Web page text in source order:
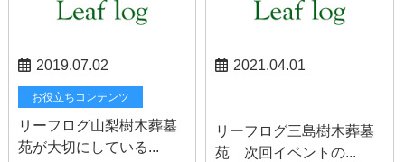
2019.07.02
お役立ちコンテンツ
リーフログ山梨樹木葬墓
苑が大切にしている...
2021.04.01
リーフログ三島樹木葬墓
苑 次回イベントの...